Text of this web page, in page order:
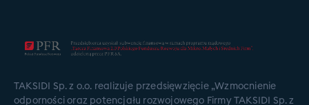
TAKSIDI Sp. z o.o. realizuje przedsięwzięcie „Wzmocnienie
odporności oraz potencjału rozwojowego Firmy TAKSIDI Sp. z